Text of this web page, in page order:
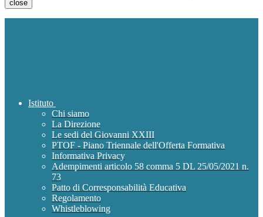
close
Istituto
Chi siamo
La Direzione
Le sedi del Giovanni XXIII
PTOF - Piano Triennale dell'Offerta Formativa
Informativa Privacy
Adempimenti articolo 58 comma 5 DL 25/05/2021 n.
73
Patto di Corresponsabilità Educativa
Regolamento
Whistleblowing